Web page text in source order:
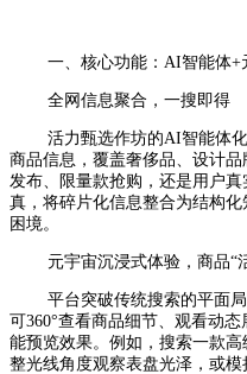
一、核心功能：AI智能体
全网信息聚合，一搜即得
活力甄选作坊的AI智能体
商品信息，覆盖奢侈品、设计
发布、限量款抢购，还是用户
真，将碎片化信息整合为结构
困境。
元宇宙沉浸式体验，商品“
平台突破传统搜索的平面
可360°查看商品细节、观看动
能预览效果。例如，搜索一款
整光线角度观察表盘光泽，或